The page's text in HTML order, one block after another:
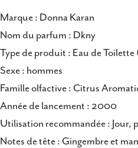
Marque : Donna Karan
Nom du parfum : Dkny
Type de produit : Eau de Toilette
Sexe : hommes
Famille olfactive : Citrus
Année de lancement : 2000
Utilisation recommandée : Jour,
Notes de tête : Gingembre et